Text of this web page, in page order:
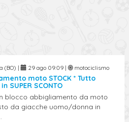
(BO) | 29 ago 09:09 | motociclismo
moto STOCK * Tutto
SUPER SCONTO
blocco abbigliamento da moto
da giacche uomo/donna in